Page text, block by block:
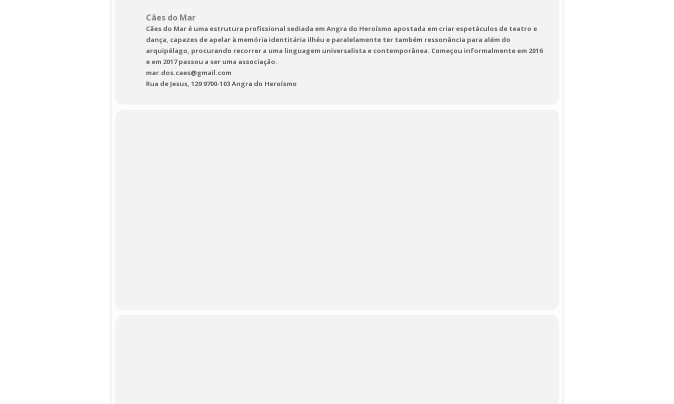
Cães do Mar
Cães do Mar é uma estrutura profissional sediada em Angra do Heroísmo apostada em criar espetáculos de teatro e
dança, capazes de apelar à memória identitária ilhéu e paralelamente ter também ressonância para além do
arquipélago, procurando recorrer a uma linguagem universalista e contemporânea. Começou informalmente em 2016
e em 2017 passou a ser uma associação.
mar.dos.caes@gmail.com
Rua de Jesus, 129 9700-103 Angra do Heroísmo